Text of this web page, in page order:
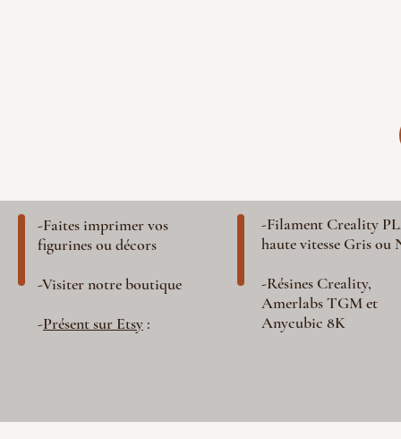
-Faites imprimer vos
figurines ou décors
-Visiter notre boutique
-Présent sur Etsy :
-Filament Creality
haute vitesse Gris ou
-Résines Creality,
Amerlabs TGM et
Anycubic 8K